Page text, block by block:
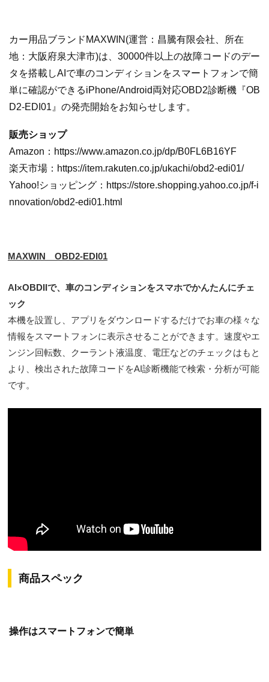
カー用品ブランドMAXWIN(運営：昌騰有限会社、所在
地：大阪府泉大津市)は、30000件以上の故障コードのデー
タを搭載しAIで車のコンディションをスマートフォンで簡
単に確認ができるiPhone/Android両対応OBD2診断機『OB
D2-EDI01』の発売開始をお知らせします。
販売ショップ
Amazon：https://www.amazon.co.jp/dp/B0FL6B16YF
楽天市場：https://item.rakuten.co.jp/ukachi/obd2-edi01/
Yahoo!ショッピング：https://store.shopping.yahoo.co.jp/f-i
nnovation/obd2-edi01.html
MAXWIN OBD2-EDI01
AI×OBDIIで、車のコンディションをスマホでかんたんにチェ
ック
本機を設置し、アプリをダウンロードするだけでお車の様々な
情報をスマートフォンに表示させることができます。速度やエ
ンジン回転数、クーラント液温度、電圧などのチェックはもと
より、検出された故障コードをAI診断機能で検索・分析が可能
です。
商品スペック
操作はスマートフォンで簡単